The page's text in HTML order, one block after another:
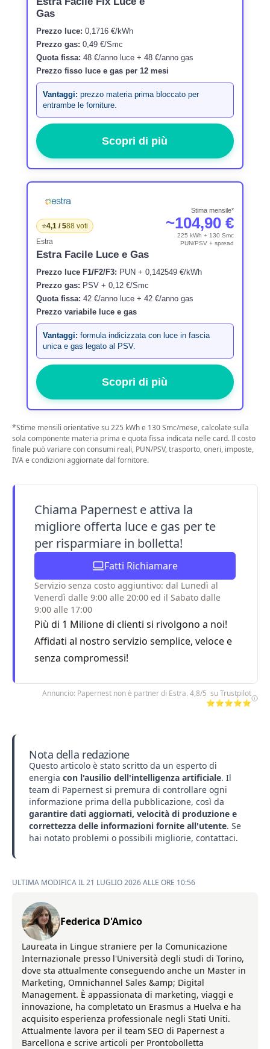
Gas
Prezzo luce: 0,1716 €/kWh
Prezzo gas: 0,49 €/Smc
Quota fissa: 48 €/anno luce + 48 €/anno gas
Prezzo fisso luce e gas per 12 mesi
Vantaggi: prezzo materia prima bloccato per
entrambe le forniture.
Scopri di più
⭐4,1 / 588 voti
Estra
Estra Facile Luce e Gas
Stima mensile*
~104,90 €
225 kWh + 130 Smc
PUN/PSV + spread
Prezzo luce F1/F2/F3: PUN + 0,142549 €/kWh
Prezzo gas: PSV + 0,12 €/Smc
Quota fissa: 42 €/anno luce + 42 €/anno gas
Prezzo variabile luce e gas
Vantaggi: formula indicizzata con luce in fascia
unica e gas legato al PSV.
Scopri di più
*Stime mensili orientative su 225 kWh e 130 Smc/mese, calcolate sulla
sola componente materia prima e quota fissa indicata nelle card. Il costo
finale può variare con consumi reali, PUN/PSV, trasporto, oneri, imposte,
IVA e condizioni aggiornate dal fornitore.
Chiama Papernest e attiva la
migliore offerta luce e gas per te
per risparmiare in bolletta!
Fatti Richiamare
Servizio senza costo aggiuntivo: dal Lunedì al
Venerdì dalle 9:00 alle 20:00 ed il Sabato dalle
9:00 alle 17:00
Più di 1 Milione di clienti si rivolgono a noi!
Affidati al nostro servizio semplice, veloce e
senza compromessi!
Annuncio: Papernest non è partner di Estra. 4,8/5 su Trustpilot
⭐⭐⭐⭐⭐
Nota della redazione
Questo articolo è stato scritto da un esperto di
energia con l'ausilio dell'intelligenza artificiale. Il
team di Papernest si premura di controllare ogni
informazione prima della pubblicazione, così da
garantire dati aggiornati, velocità di produzione e
correttezza delle informazioni fornite all'utente. Se
hai notato problemi o possibili migliorie, contattaci.
ULTIMA MODIFICA IL 21 LUGLIO 2026 ALLE ORE 10:56
Federica D'Amico
Laureata in Lingue straniere per la Comunicazione
Internazionale presso l'Università degli studi di Torino,
dove sta attualmente conseguendo anche un Master in
Marketing, Omnichannel Sales &amp; Digital
Management. È appassionata di marketing, viaggi e
innovazione, ha completato un Erasmus a Huelva e ha
acquisito esperienza professionale negli Stati Uniti.
Attualmente lavora per il team SEO di Papernest a
Barcellona e scrive articoli per Prontobolletta